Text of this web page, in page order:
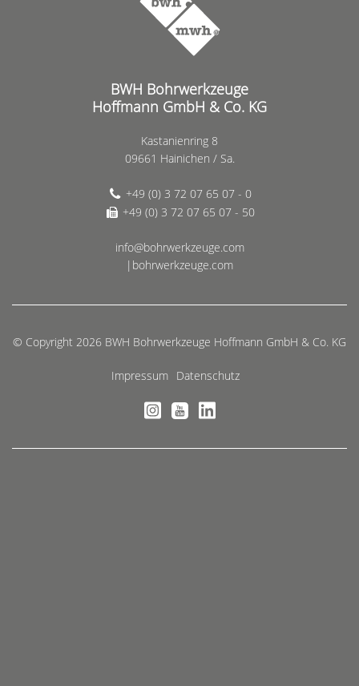
BWH Bohrwerkzeuge
Hoffmann GmbH & Co. KG
Kastanienring 8
09661 Hainichen / Sa.
+49 (0) 3 72 07 65 07 - 0
+49 (0) 3 72 07 65 07 - 50
info@bohrwerkzeuge.com
|bohrwerkzeuge.com
© Copyright 2026 BWH Bohrwerkzeuge Hoffmann GmbH & Co. KG
Impressum Datenschutz